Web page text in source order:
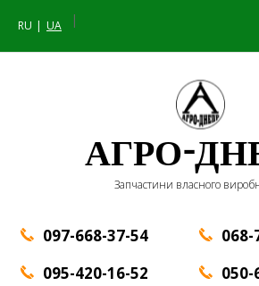
RU UA |
АГРО-
Запчастини власного
097-668-37-54
095-420-16-52
068-
050-